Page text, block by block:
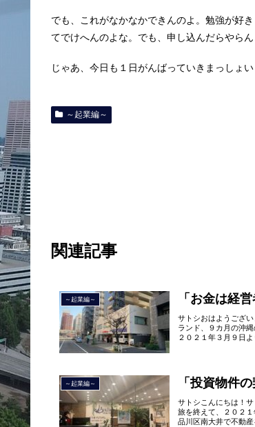
でも、これがなかなかできんのよ。勉強が好
てでけへんのよな。でも、申し込んだらやら
じゃあ、今日も１日がんばっていきまっしょい
～起業編～
関連記事
～起業編～ 「お金は経
サトシおはようござ
ランド、９カ月の沖
２０２１年３月９日よ
～起業編～ 「投資物件
サトシこんにちは！
旅を終えて、２０２
品川区南大井で不動産